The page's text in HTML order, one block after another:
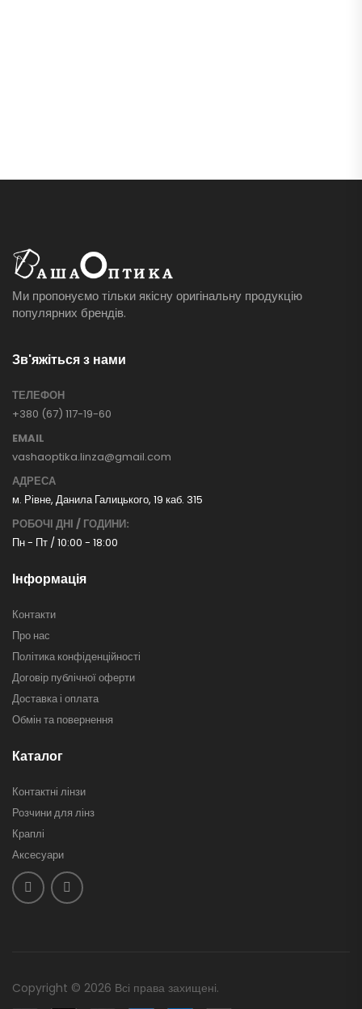
Ми пропонуємо тільки якісну оригінальну продукцію
популярних брендів.
Зв'яжіться з нами
ТЕЛЕФОН
+380 (67) 117-19-60
EMAIL
vashaoptika.linza@gmail.com
АДРЕСА
м. Рівне, Данила Галицького, 19 каб. 315
РОБОЧІ ДНІ / ГОДИНИ:
Пн - Пт / 10:00 - 18:00
Інформація
Контакти
Про нас
Політика конфіденційності
Договір публічної оферти
Доставка і оплата
Обмін та повернення
Каталог
Контактні лінзи
Розчини для лінз
Краплі
Аксесуари
Copyright © 2026 Всі права захищені.